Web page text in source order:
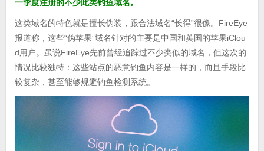
一季度注册的不少此类钓鱼域名。
这类域名的特色就是擅长伪装，跟合法域名“长得”很像。FireEye
报道称，这些“伪苹果”域名针对的主要是中国和英国的苹果iClou
d用户。虽说FireEye先前曾经追踪过不少类似的域名，但这次的
情况比较独特：这些站点的恶意钓鱼内容是一样的，而且手段比
较复杂，甚至能够规避钓鱼检测系统。